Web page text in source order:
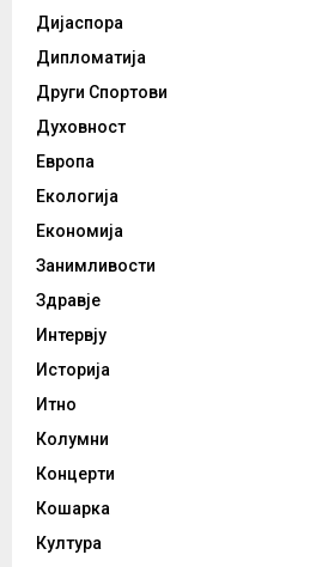
Дијаспора
Дипломатија
Други Спортови
Духовност
Европа
Екологија
Економија
Занимливости
Здравје
Интервју
Историја
Итно
Колумни
Концерти
Кошарка
Култура